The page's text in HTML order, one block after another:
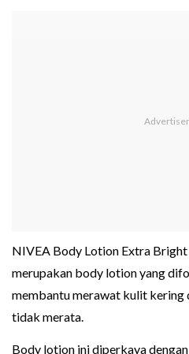
NIVEA Body Lotion Extra
merupakan body lotion yang
membantu merawat kulit kering
tidak merata.
Body lotion ini diperkaya